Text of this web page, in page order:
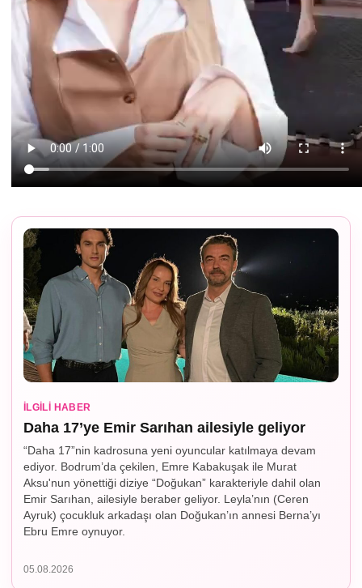
İLGILI HABER
Daha 17’ye Emir Sarıhan ailesiyle geliyor
“Daha 17”nin kadrosuna yeni oyuncular katılmaya devam
ediyor. Bodrum’da çekilen, Emre Kabakuşak ile Murat
Aksu'nun yönettiği diziye “Doğukan” karakteriyle dahil olan
Emir Sarıhan, ailesiyle beraber geliyor. Leyla’nın (Ceren
Ayruk) çocukluk arkadaşı olan Doğukan’ın annesi Berna’yı
Ebru Emre oynuyor.
05.08.2026